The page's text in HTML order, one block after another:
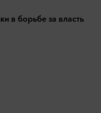
в борьбе за власть